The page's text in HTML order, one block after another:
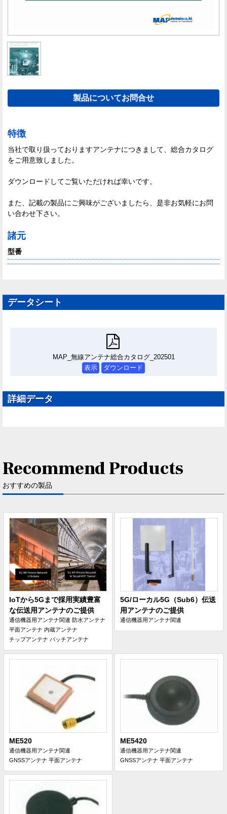
製品についてお問合せ
特徴
当社で取り扱っておりますアンテナにつきまして、総合カタログ
をご用意致しました。
ダウンロードしてご覧いただければ幸いです。
また、記載の製品にご興味がございましたら、是非お気軽にお問
い合わせ下さい。
諸元
型番
データシート
MAP_無線アンテナ総合カタログ_202501
表示
ダウンロード
詳細データ
Recommend Products
おすすめの製品
IoTから5Gまで採用実績豊富
な伝送用アンテナのご提供
通信機器用アンテナ関連 防水アンテナ
平面アンテナ 内蔵アンテナ
チップアンテナ パッチアンテナ
5G/ローカル5G（Sub6）伝送
用アンテナのご提供
通信機器用アンテナ関連
ME520
通信機器用アンテナ関連
GNSSアンテナ 平面アンテナ
ME5420
通信機器用アンテナ関連
GNSSアンテナ 平面アンテナ